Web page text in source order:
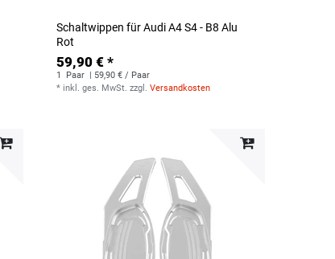
Schaltwippen für Audi A4 S4 - B8 Alu
Rot
59,90 € *
1 Paar
| 59,90 € / Paar
* inkl. ges. MwSt. zzgl.Versandkosten